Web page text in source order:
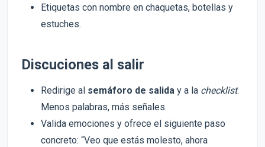
Etiquetas con nombre en chaquetas, botellas y
estuches.
Discuciones al salir
Redirige al semáforo de salida y a la checklist.
Menos palabras, más señales.
Valida emociones y ofrece el siguiente paso
concreto: “Veo que estás molesto, ahora